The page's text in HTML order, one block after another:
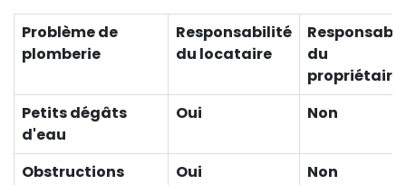
Problème de
plomberie
Responsabilité
du locataire
du
propriétaire
Petits dégâts
d'eau
Oui Non
Obstructions
Oui Non